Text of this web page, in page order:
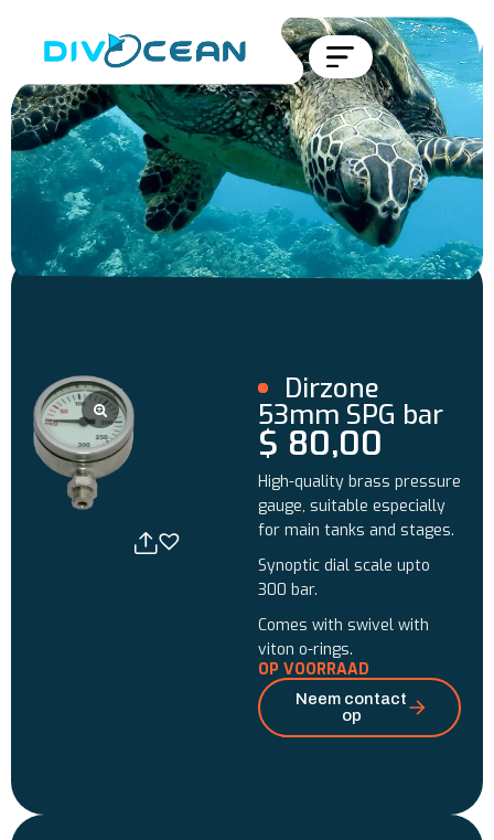
Dirzone
53mm SPG bar
$ 80,00
High-quality brass pressure
gauge, suitable especially
for main tanks and stages.
Synoptic dial scale upto
300 bar.
Comes with swivel with
viton o-rings.
OP VOORRAAD
Neem contact
op